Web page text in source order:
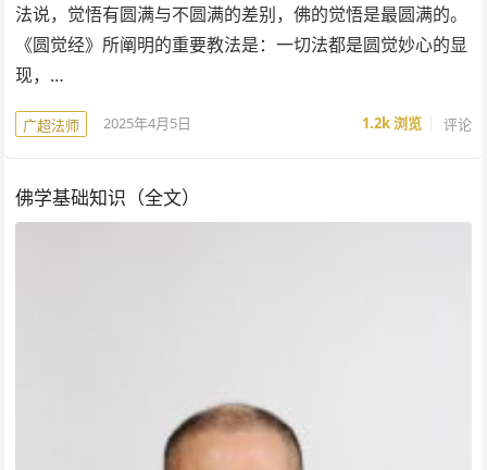
法说，觉悟有圆满与不圆满的差别，佛的觉悟是最圆满的。
《圆觉经》所阐明的重要教法是：一切法都是圆觉妙心的显
现，…
广超法师 2025年4月5日 1.2k浏览 评论
佛学基础知识（全文）